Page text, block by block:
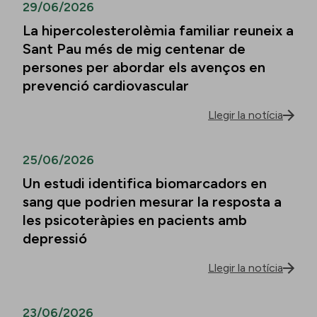
29/06/2026
La hipercolesterolèmia familiar reuneix a
Sant Pau més de mig centenar de
persones per abordar els avenços en
prevenció cardiovascular
Llegir la notícia
25/06/2026
Un estudi identifica biomarcadors en
sang que podrien mesurar la resposta a
les psicoteràpies en pacients amb
depressió
Llegir la notícia
23/06/2026